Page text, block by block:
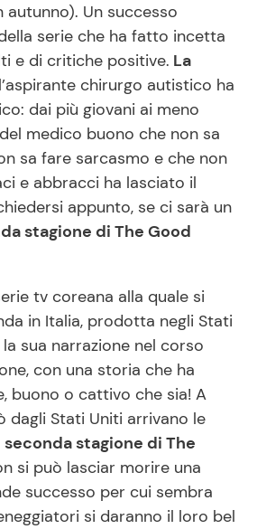
Ricette per Bambini
autunno). Un successo
serie che ha fatto incetta
e di critiche positive. La
chirurgo autistico ha
dai più giovani ai meno
medico buono che non sa
sa fare sarcasmo e che non
e abbracci ha lasciato il
appunto, se ci sarà un
stagione di The Good
tv coreana alla quale si
in Italia, prodotta negli Stati
sua narrazione nel corso
con una storia che ha
buono o cattivo che sia! A
dagli Stati Uniti arrivano le
seconda stagione di The
si può lasciar morire una
successo per cui sembra
si daranno il loro bel